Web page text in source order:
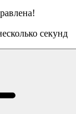
секунд